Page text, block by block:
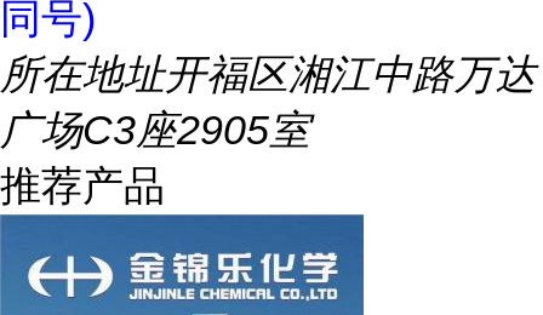
同号)
所在地址开福区湘江中路万达
广场C3座2905室
推荐产品